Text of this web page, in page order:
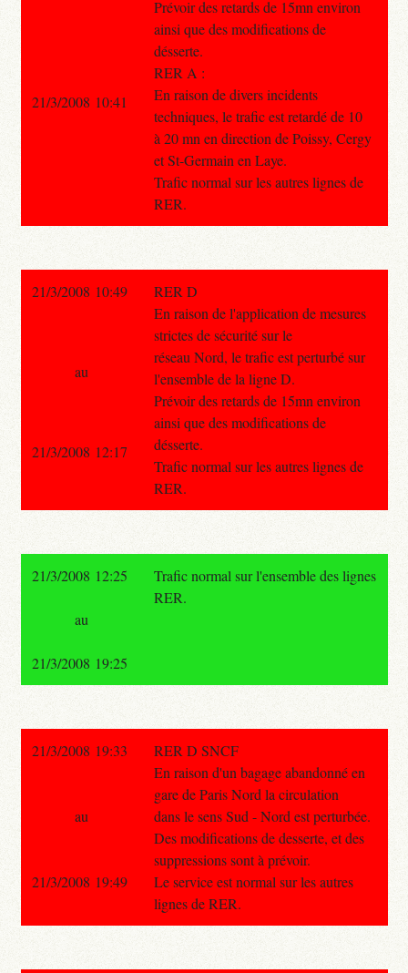
Prévoir des retards de 15mn environ
ainsi que des modifications de
désserte.
RER A :
En raison de divers incidents
techniques, le trafic est retardé de 10
à 20 mn en direction de Poissy, Cergy
et St-Germain en Laye.
Trafic normal sur les autres lignes de
RER.
21/3/2008 10:41
21/3/2008 10:49
RER D
En raison de l'application de mesures
strictes de sécurité sur le
réseau Nord, le trafic est perturbé sur
l'ensemble de la ligne D.
Prévoir des retards de 15mn environ
ainsi que des modifications de
désserte.
Trafic normal sur les autres lignes de
RER.
au
21/3/2008 12:17
21/3/2008 12:25
Trafic normal sur l'ensemble des lignes
RER.
au
21/3/2008 19:25
21/3/2008 19:33
RER D SNCF
En raison d'un bagage abandonné en
gare de Paris Nord la circulation
dans le sens Sud - Nord est perturbée.
Des modifications de desserte, et des
suppressions sont à prévoir.
Le service est normal sur les autres
lignes de RER.
au
21/3/2008 19:49